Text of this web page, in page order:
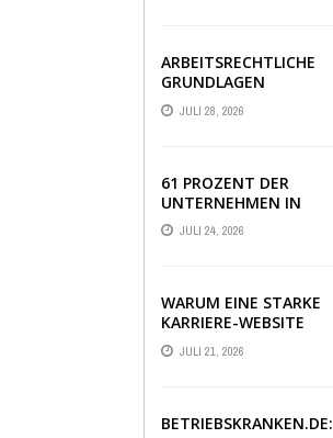
ARBEITSRECHTLICHE
GRUNDLAGEN
VERSTÄNDLICH
ERKLÄRT: DAS
JULI 28, 2026
61 PROZENT DER
UNTERNEHMEN IN
DEUTSCHLAND
ERLEBEN EINE PHASE
NSICHERHEIT
JULI 24, 2026
WARUM EINE STARKE
KARRIERE-WEBSITE
HEUTE ÜBER
BEWERBUNGEN
JULI 21, 2026
BETRIEBSKRANKEN.DE: